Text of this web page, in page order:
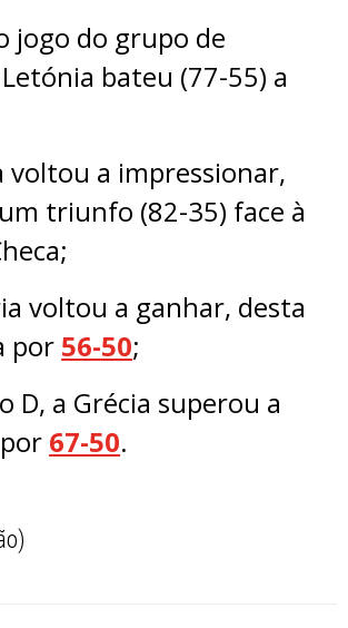
jogo do grupo de
bateu (77-55) a
voltou a impressionar,
triunfo (82-35) face à
voltou a ganhar, desta
por 56-50;
D, a Grécia superou a
67-50.